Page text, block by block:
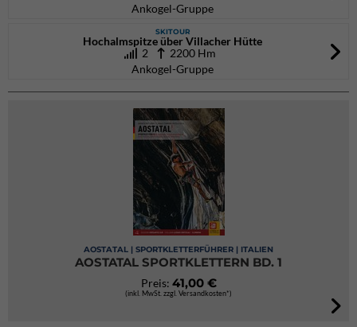
Ankogel-Gruppe
SKITOUR
Hochalmspitze über Villacher Hütte
2
2200 Hm
Ankogel-Gruppe
AOSTATAL | SPORTKLETTERFÜHRER | ITALIEN
AOSTATAL SPORTKLETTERN BD. 1
Preis: 41,00 €
(inkl. MwSt. zzgl. Versandkosten*)